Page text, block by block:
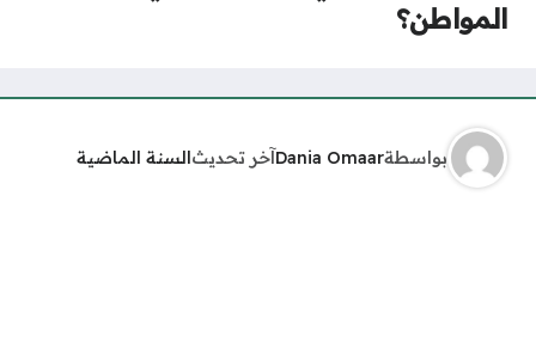
المواطن؟
بواسطةDania Omaarآخر تحديثالسنة الماضية